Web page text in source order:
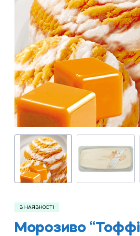
В НАЯВНОСТІ
Морозиво “Тоффі